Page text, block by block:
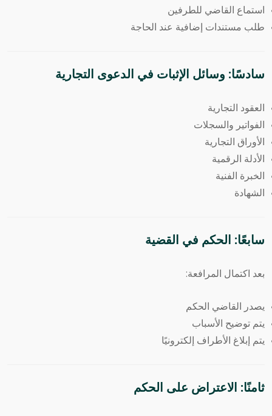
استماع القاضي للطرفين
طلب مستندات إضافية عند الحاجة
سادسًا: وسائل الإثبات في الدعوى التجارية
العقود التجارية
الفواتير والسجلات
الأوراق التجارية
الأدلة الرقمية
الخبرة الفنية
الشهادة
سابعًا: الحكم في القضية
بعد اكتمال المرافعة:
يصدر القاضي الحكم
يتم توضيح الأسباب
يتم إبلاغ الأطراف إلكترونيًا
ثامنًا: الاعتراض على الحكم